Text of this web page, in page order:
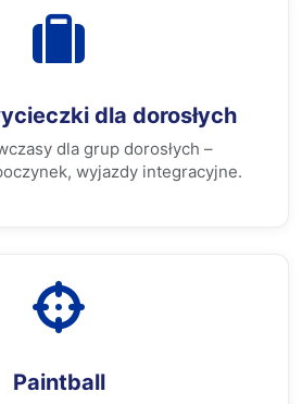
dla dorosłych
dla grup dorosłych –
wyjazdy integracyjne.
Paintball